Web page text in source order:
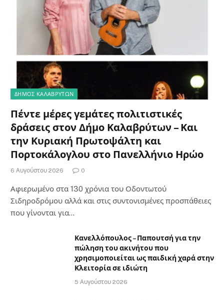
ΔΗΜΟΣ ΚΑΛΑΒΡΥΤΩΝ
Πέντε μέρες γεμάτες πολιτιστικές
δράσεις στον Δήμο Καλαβρύτων – Και
την Κυριακή Πρωτοψάλτη και
Πορτοκάλογλου στο Πανελλήνιο Ηρώο
6 Αυγούστου 2026 0
Αφιερωμένο στα 130 χρόνια του Οδοντωτού
Σιδηροδρόμου αλλά και στις συντονισμένες προσπάθειες
που γίνονται για…
Κανελλόπουλος – Παπουτσή για την
πώληση του ακινήτου που
χρησιμοποιείται ως παιδική χαρά στην
Κλειτορία σε ιδιώτη
5 Αυγούστου 2026